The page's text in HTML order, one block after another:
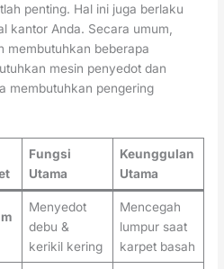
penting. Hal ini juga berlaku
kantor Anda. Secara umum,
membutuhkan beberapa
mesin penyedot dan
membutuhkan pengering
Fungsi
Utama
Keunggulan
Utama
Menyedot
debu &
kerikil kering
Mencegah
lumpur saat
karpet basah